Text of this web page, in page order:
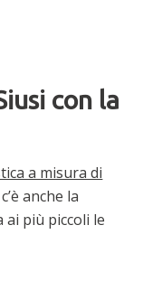
con la
a misura di
anche la
ai più piccoli le